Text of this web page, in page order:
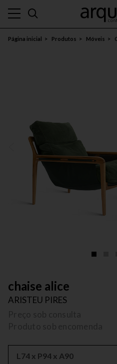
Página inicial Produtos Móveis
chaise alice
ARISTEU PIRES
L74 x P94 x A90